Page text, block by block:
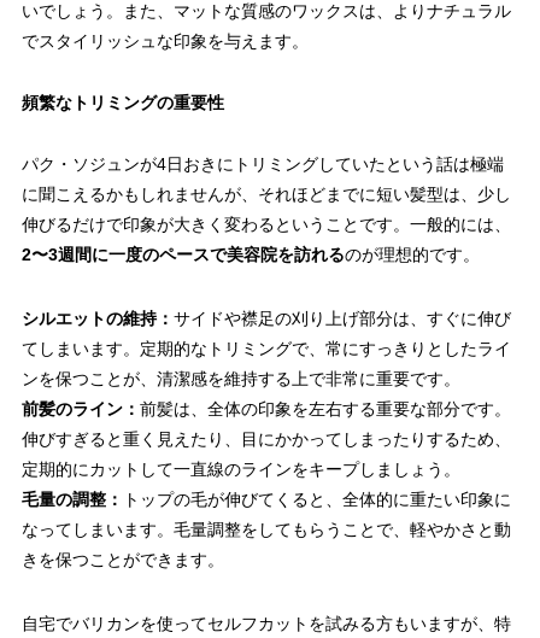
いでしょう。また、マットな質感のワックスは、よりナチュラル
でスタイリッシュな印象を与えます。
頻繁なトリミングの重要性
パク・ソジュンが4日おきにトリミングしていたという話は極端
に聞こえるかもしれませんが、それほどまでに短い髪型は、少し
伸びるだけで印象が大きく変わるということです。一般的には、
2〜3週間に一度のペースで美容院を訪れるのが理想的です。
シルエットの維持： サイドや襟足の刈り上げ部分は、すぐに伸び
てしまいます。定期的なトリミングで、常にすっきりとしたライ
ンを保つことが、清潔感を維持する上で非常に重要です。
前髪のライン： 前髪は、全体の印象を左右する重要な部分です。
伸びすぎると重く見えたり、目にかかってしまったりするため、
定期的にカットして一直線のラインをキープしましょう。
毛量の調整：
トップの毛が伸びてくると、全体的に重たい印象に
なってしまいます。毛量調整をしてもらうことで、軽やかさと動
きを保つことができます。
自宅でバリカンを使ってセルフカットを試みる方もいますが、特